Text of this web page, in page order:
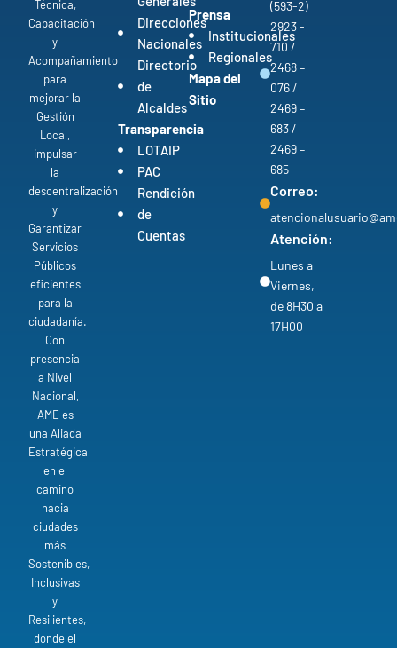
Técnica,
Capacitación
y
Acompañamiento
para
mejorar la
Gestión
Local,
impulsar
la
descentralización
y
Garantizar
Servicios
Públicos
eficientes
para la
ciudadanía.
Con
presencia
a Nivel
Nacional,
AME es
una Aliada
Estratégica
en el
camino
hacia
ciudades
más
Sostenibles,
Inclusivas
y
Resilientes,
donde el
Direcciones
Nacionales
Directorio
de
Alcaldes
Transparencia
LOTAIP
PAC
Rendición
de
Cuentas
Prensa
Institucionales
Regionales
Mapa del
Sitio
(593-2)
2923 -
710 /
2468 –
076 /
2469 –
683 /
2469 –
685
Correo:
Atención:
Lunes a
Viernes,
de 8H30 a
17H00